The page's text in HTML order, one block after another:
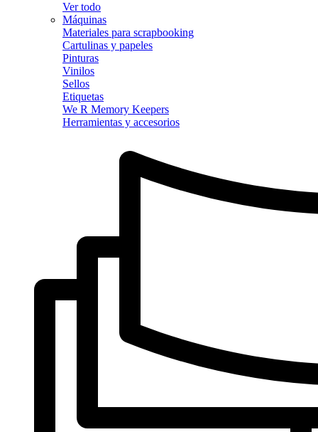
Ver todo
Máquinas
Materiales para scrapbooking
Cartulinas y papeles
Pinturas
Vinilos
Sellos
Etiquetas
We R Memory Keepers
Herramientas y accesorios